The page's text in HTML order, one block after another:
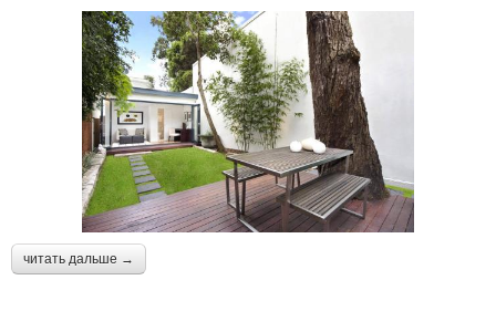
читать дальше →